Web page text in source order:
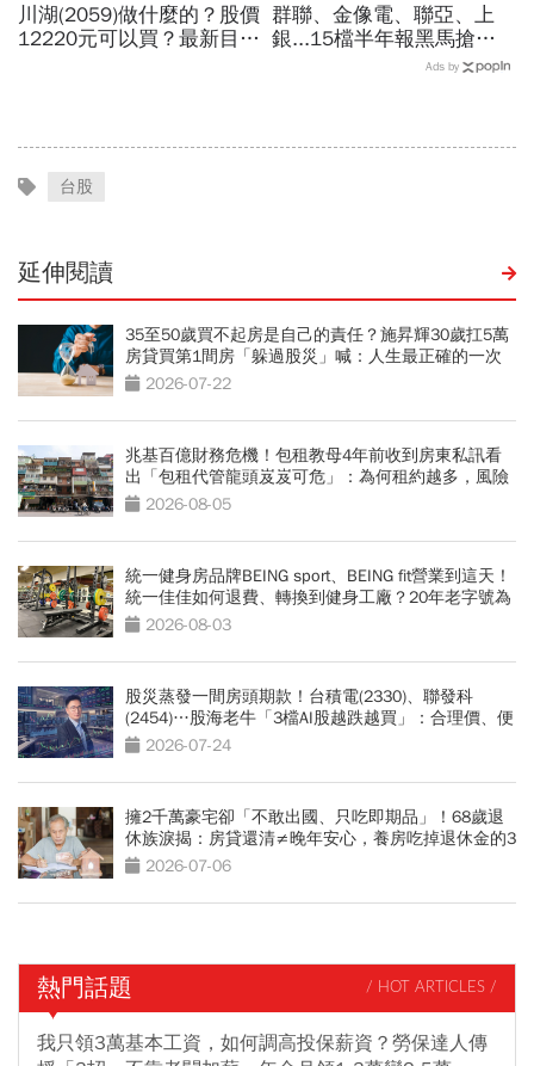
川湖(2059)做什麼的？股價
12220元可以買？最新目標
群聯、金像電、聯亞、上
銀...15檔半年報黑馬搶先
卡位！分析師揭選股4指
Ads by
台股
延伸閱讀
35至50歲買不起房是自己的責任？施昇輝30歲扛5萬
房貸買第1間房「躲過股災」喊：人生最正確的一次
決定2026-07-22
兆基百億財務危機！包租教母4年前收到房東私訊看
出「包租代管龍頭岌岌可危」：為何租約越多，風險
越高？
2026-08-05
統一健身房品牌BEING sport、BEING fit營業到這天！
統一佳佳如何退費、轉換到健身工廠？20年老字號為
何退出
2026-08-03
股災蒸發一間房頭期款！台積電(2330)、聯發科
(2454)…股海老牛「3檔AI股越跌越買」：合理價、便
宜價曝光
2026-07-24
擁2千萬豪宅卻「不敢出國、只吃即期品」！68歲退
休族淚揭：房貸還清≠晚年安心，養房吃掉退休金的3
大誤算
2026-07-06
熱門話題 / HOT ARTICLES /
我只領3萬基本工資，如何調高投保薪資？勞保達人傳